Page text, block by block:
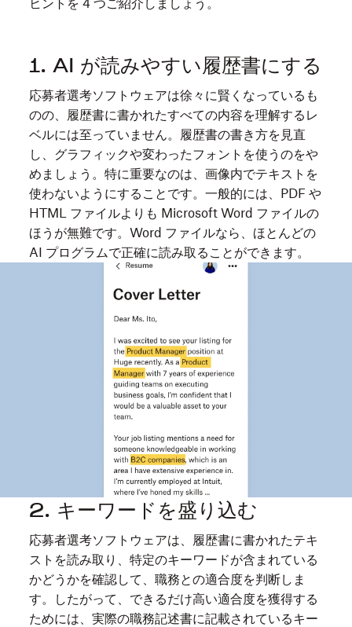
ヒントを 4 つご紹介しましょう。
1. AI が読みやすい履歴書にする
応募者選考ソフトウェアは徐々に賢くなっているも
のの、履歴書に書かれたすべての内容を理解するレ
ベルには至っていません。履歴書の書き方を見直
し、グラフィックや変わったフォントを使うのをや
めましょう。特に重要なのは、画像内でテキストを
使わないようにすることです。一般的には、PDF や
HTML ファイルよりも Microsoft Word ファイルの
ほうが無難です。Word ファイルなら、ほとんどの
AI プログラムで正確に読み取ることができます。
2. キーワードを盛り込む
応募者選考ソフトウェアは、履歴書に書かれたテキ
ストを読み取り、特定のキーワードが含まれている
かどうかを確認して、職務との適合度を判断しま
す。したがって、できるだけ高い適合度を獲得する
ためには、実際の職務記述書に記載されているキー